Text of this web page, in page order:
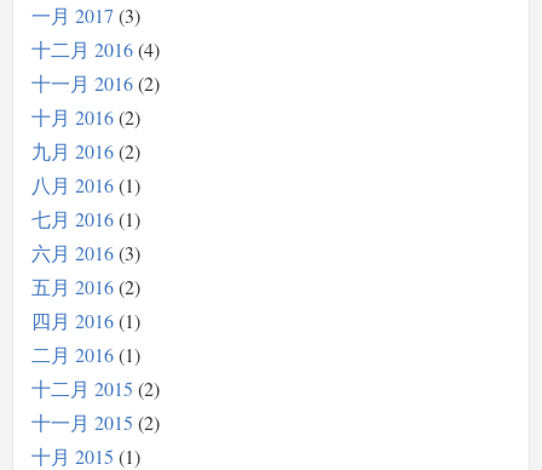
一月 2017 3
十二月 2016 4
十一月 2016 2
十月 2016 2
九月 2016 2
八月 2016 1
七月 2016 1
六月 2016 3
五月 2016 2
四月 2016 1
二月 2016 1
十二月 2015 2
十一月 2015 2
十月 2015 1